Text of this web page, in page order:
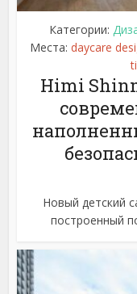
Категории:
Места: daycare
Himi
Новый детский
построенный